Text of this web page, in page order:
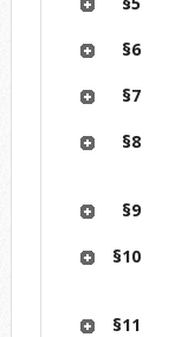
§6
§7
§8
§9
§10
§11